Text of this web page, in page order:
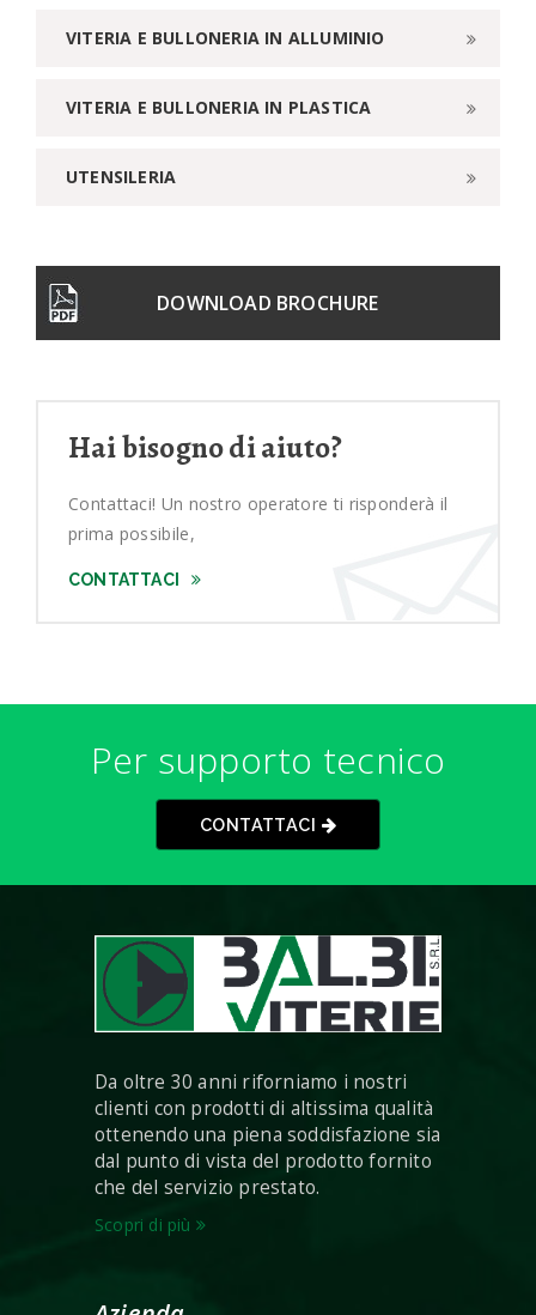
VITERIA E BULLONERIA IN ALLUMINIO
VITERIA E BULLONERIA IN PLASTICA
UTENSILERIA
DOWNLOAD BROCHURE
Hai bisogno di aiuto?
Contattaci! Un nostro operatore ti risponderà il
prima possibile,
CONTATTACI
Per supporto tecnico
CONTATTACI
Da oltre 30 anni riforniamo i nostri
clienti con prodotti di altissima qualità
ottenendo una piena soddisfazione sia
dal punto di vista del prodotto fornito
che del servizio prestato.
Scopri di più